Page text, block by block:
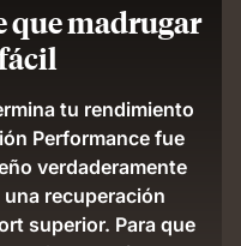
que madrugar
tu rendimiento
Performance fue
verdaderamente
recuperación
superior. Para que